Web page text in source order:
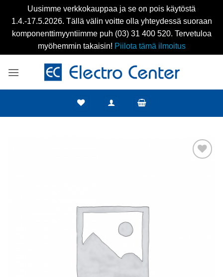
Uusimme verkkokauppaa ja se on pois käytöstä
1.4.-17.5.2026. Tällä välin voitte olla yhteydessä suoraan
komponenttimyyntiimme puh (03) 31 400 520. Tervetuloa
myöhemmin takaisin! Piilota tämä ilmoitus